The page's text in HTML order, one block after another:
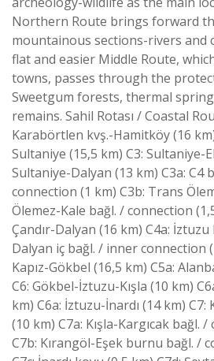
Northern Route brings forward
mountainous sections-rivers and
flat and easier Middle Route,
towns, passes through the
Sweetgum forests, thermal
remains. Sahil Rotası / Coastal
Karabörtlen kvş.-Hamitköy (16
Sultaniye (15,5 km) C3: Sultaniye-
Sultaniye-Dalyan (13 km) C3a: C4
connection (1 km) C3b: Trans
Ölemez-Kale bağl. / connection
Çandır-Dalyan (16 km) C4a: İztuzu
Dalyan iç bağl. / inner connection
Kapız-Gökbel (16,5 km) C5a:
C6: Gökbel-İztuzu-Kışla (10 km)
km) C6a: İztuzu-İnardı (14 km) C7:
(10 km) C7a: Kışla-Kargıcak bağl.
C7b: Kırangöl-Eşek burnu bağl. /